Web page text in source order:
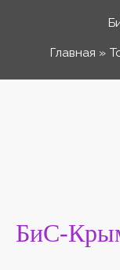
содержимому
Главная
БиС-